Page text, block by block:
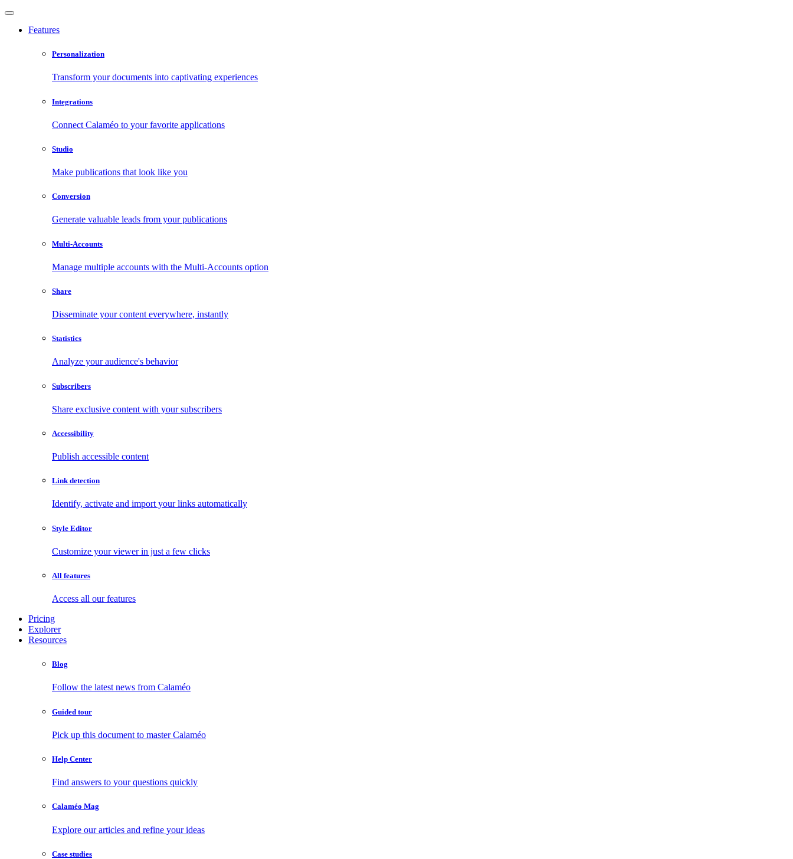
Features
Personalization
Transform your documents into captivating experiences
Integrations
Connect Calaméo to your favorite applications
Studio
Make publications that look like you
Conversion
Generate valuable leads from your publications
Multi-Accounts
Manage multiple accounts with the Multi-Accounts option
Share
Disseminate your content everywhere, instantly
Statistics
Analyze your audience's behavior
Subscribers
Share exclusive content with your subscribers
Accessibility
Publish accessible content
Link detection
Identify, activate and import your links automatically
Style Editor
Customize your viewer in just a few clicks
All features
Access all our features
Pricing
Explorer
Resources
Blog
Follow the latest news from Calaméo
Guided tour
Pick up this document to master Calaméo
Help Center
Find answers to your questions quickly
Calaméo Mag
Explore our articles and refine your ideas
Case studies